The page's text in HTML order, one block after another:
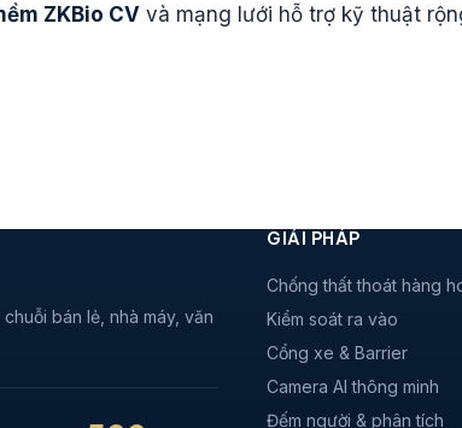
ZKBio CV và mạng lưới hỗ trợ kỹ thuật
bán lẻ, nhà máy, văn
GIẢI PHÁP
Chống thất thoát hàng
Kiểm soát ra vào
Cổng xe & Barrier
Camera AI thông minh
Đếm người & phân tích